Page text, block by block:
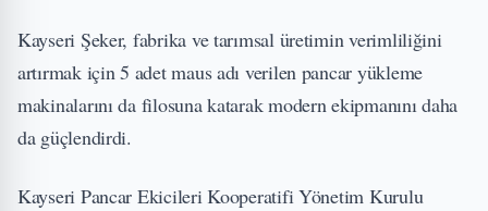
Kayseri Şeker, fabrika ve tarımsal üretimin verimliliğini
artırmak için 5 adet maus adı verilen pancar yükleme
makinalarını da filosuna katarak modern ekipmanını daha
da güçlendirdi.
Kayseri Pancar Ekicileri Kooperatifi Yönetim Kurulu